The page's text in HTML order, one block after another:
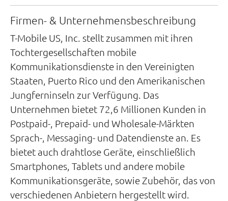
Firmen- & Unternehmensbeschreibung
T-Mobile US, Inc. stellt zusammen mit ihren
Tochtergesellschaften mobile
Kommunikationsdienste in den Vereinigten
Staaten, Puerto Rico und den Amerikanischen
Jungferninseln zur Verfügung. Das
Unternehmen bietet 72,6 Millionen Kunden in
Postpaid-, Prepaid- und Wholesale-Märkten
Sprach-, Messaging- und Datendienste an. Es
bietet auch drahtlose Geräte, einschließlich
Smartphones, Tablets und andere mobile
Kommunikationsgeräte, sowie Zubehör, das von
verschiedenen Anbietern hergestellt wird.